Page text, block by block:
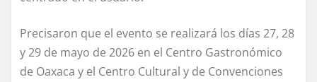
Precisaron que el evento se realizará los días 27, 28
y 29 de mayo de 2026 en el Centro Gastronómico
de Oaxaca y el Centro Cultural y de Convenciones